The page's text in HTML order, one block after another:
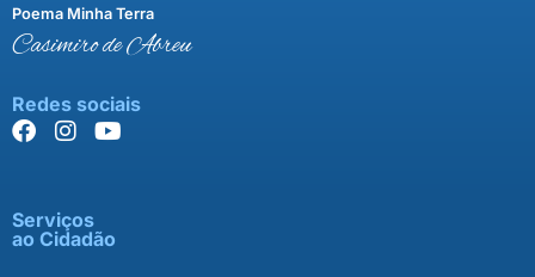
Poema Minha Terra
Casimiro de Abreu
Redes sociais
Serviços
ao Cidadão